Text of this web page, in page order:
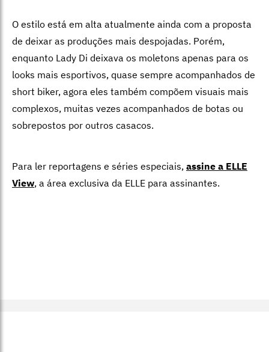
O estilo está em alta atualmente ainda com a proposta
de deixar as produções mais despojadas. Porém,
enquanto Lady Di deixava os moletons apenas para os
looks mais esportivos, quase sempre acompanhados de
short biker, agora eles também compõem visuais mais
complexos, muitas vezes acompanhados de botas ou
sobrepostos por outros casacos.
Para ler reportagens e séries especiais, assine a ELLE
View, a área exclusiva da ELLE para assinantes.